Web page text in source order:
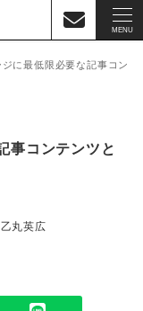
MENU
に最低限必要な記事コン
事コンテンツと
乙丸英広